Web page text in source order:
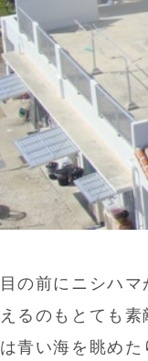
目の前にニシハ
えるのもとても
は青い海を眺め